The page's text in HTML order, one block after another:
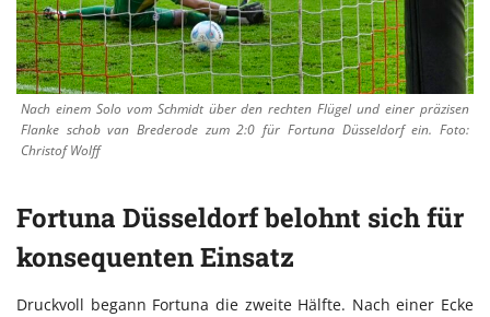
Nach einem Solo vom Schmidt über den rechten Flügel und einer präzisen
Flanke schob van Brederode zum 2:0 für Fortuna Düsseldorf ein. Foto:
Christof Wolff
Fortuna Düsseldorf belohnt sich für
konsequenten Einsatz
Druckvoll begann Fortuna die zweite Hälfte. Nach einer Ecke